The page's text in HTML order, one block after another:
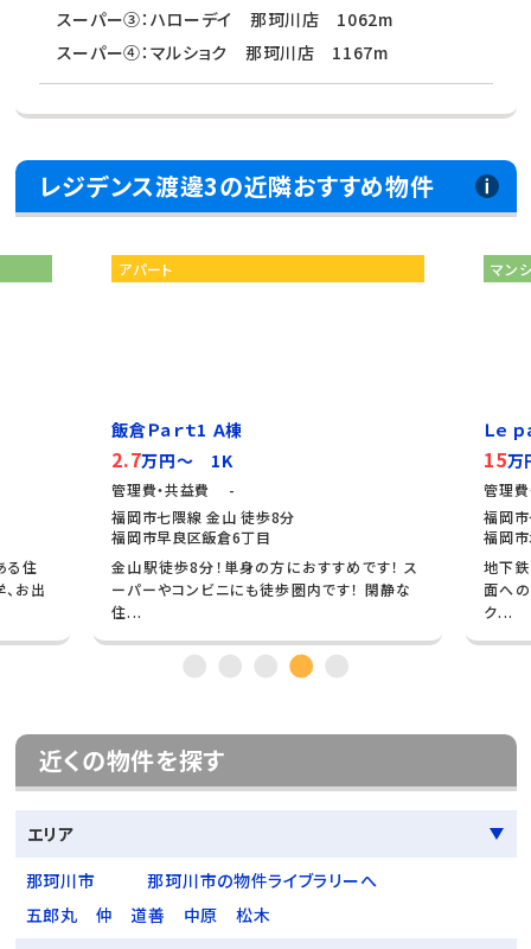
スーパー③：ハローデイ 那珂川店 1062m
スーパー④：マルショク 那珂川店 1167m
レジデンス渡邊3の近隣おすすめ物件
飯倉Ｐａｒｔ1 Ａ棟
万円～ 1K
管理費・共益費 -
福岡市七隈線 金山 徒歩8分
福岡市早良区飯倉6丁目
金山駅徒歩8分！単身の方におすすめです！ ス
ーパーやコンビニにも徒歩圏内です！ 閑静な
Ｌｅ ｐａｒｔｅｒ
万円～
管理費・共益費
福岡市七隈線 茶
福岡市城南区茶山
地下鉄七隈線「茶
面へのアクセスも
近くの物件を探す
エリア
那珂川市
那珂川市の物件ライブラリーへ
五郎丸
仲 道善 中原
松木